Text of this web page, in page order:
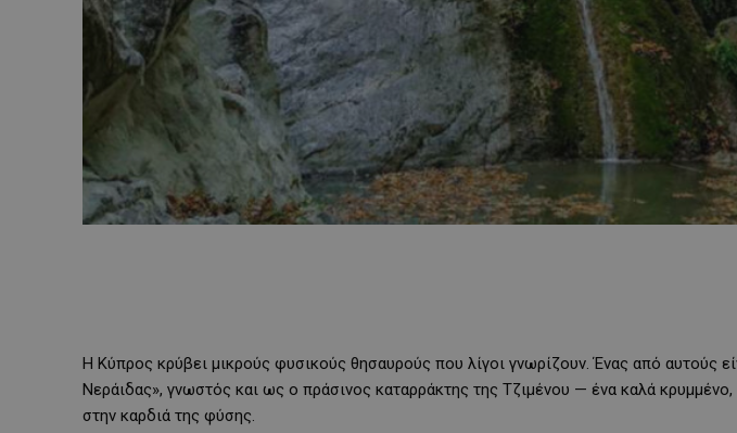
Η Κύπρος κρύβει μικρούς φυσικούς θησαυρούς που λίγοι γνωρίζουν. Ένας από αυτούς
Νεράιδας», γνωστός και ως ο πράσινος καταρράκτης της Τζιμένου — ένα καλά
στην καρδιά της φύσης.